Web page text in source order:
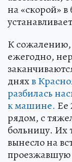
на «скорой»
К сожалению,
ежегодно,
дняхв
разбилась
к машине. Ее
рядом, с
больницу. Их
вынесло на